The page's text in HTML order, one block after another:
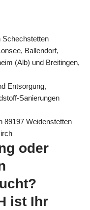
Schechstetten
Ballendorf,
(Alb) und Breitingen,
Entsorgung,
Sanierungen
89197 Weidenstetten –
oder
ist Ihr